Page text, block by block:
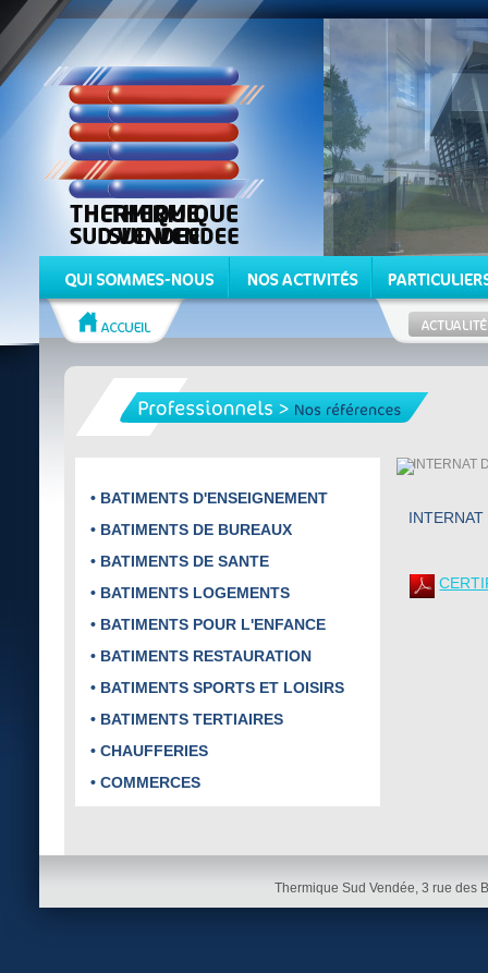
• BATIMENTS D'ENSEIGNEMENT
• BATIMENTS DE BUREAUX
• BATIMENTS DE SANTE
• BATIMENTS LOGEMENTS
• BATIMENTS POUR L'ENFANCE
• BATIMENTS RESTAURATION
• BATIMENTS SPORTS ET LOISIRS
• BATIMENTS TERTIAIRES
• CHAUFFERIES
• COMMERCES
Thermique Sud Vendée, 3 rue des